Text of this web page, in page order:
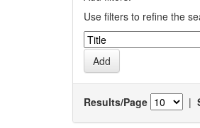
Use filters to refine the
Results/Page |